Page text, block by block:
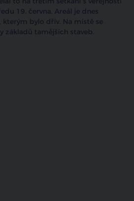
19. června. Areál je dnes
bylo dřív. Na místě se
základů tamějších staveb.